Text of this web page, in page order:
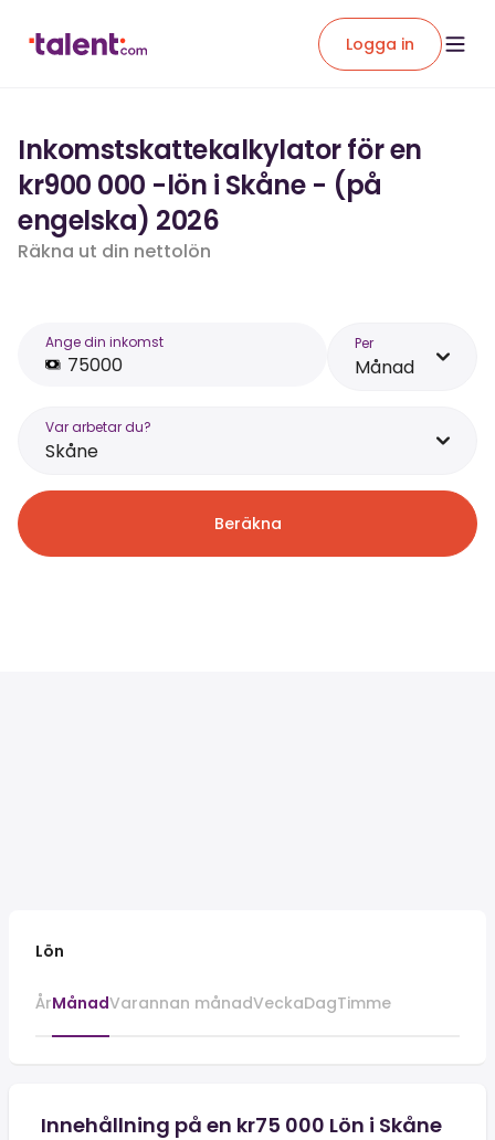
Logga in
Inkomstskattekalkylator för en
kr900 000 -lön i Skåne - (på
engelska) 2026
Räkna ut din nettolön
Ange din inkomst Per
Månad
Var arbetar du?
Skåne
Beräkna
Lön
ÅrMånadVarannan månadVeckaDagTimme
Innehållning på en kr75 000 Lön i Skåne